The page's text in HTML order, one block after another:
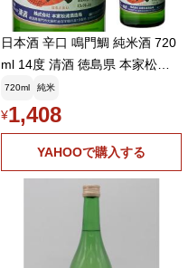
日本酒 辛口 鳴門鯛 純米酒 720
ml 14度 清酒 徳島県 本家松浦
酒造 酒
720ml 純米
¥1,408
YAHOOで購入する